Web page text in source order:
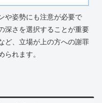
や姿勢にも注意が必要で
深さを選択することが重要
ど、立場が上の方への謝罪
れます。